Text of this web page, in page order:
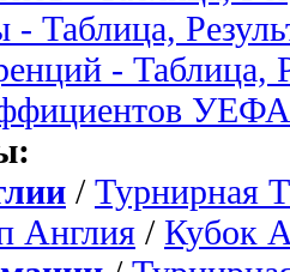
Таблица,
- Таблица,
УЕФА
/ Турнирная
Англия / Кубок